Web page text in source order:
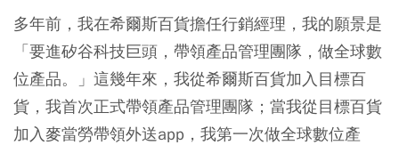
多年前，我在希爾斯百貨擔任行銷經理，我的願景是
「要進矽谷科技巨頭，帶領產品管理團隊，做全球數
位產品。」這幾年來，我從希爾斯百貨加入目標百
貨，我首次正式帶領產品管理團隊；當我從目標百貨
加入麥當勞帶領外送app，我第一次做全球數位產